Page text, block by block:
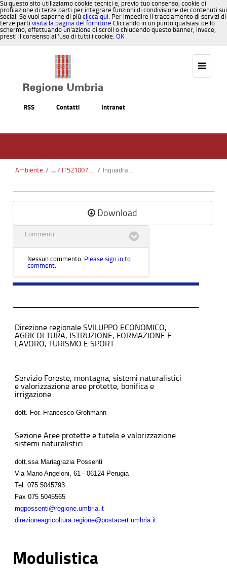
Su questo sito utilizziamo cookie tecnici e, previo tuo consenso, cookie di
profilazione di terze parti per integrare funzioni di condivisione dei contenuti sui
social. Se vuoi saperne di più clicca qui. Per impedire il tracciamento di servizi di
terze parti visita la pagina del fornitore Cliccando in un punto qualsiasi dello
schermo, effettuando un’azione di scroll o chiudendo questo banner, invece,
presti il consenso all’uso di tutti i cookie. OK
RSS Contatti Intranet
Ambiente / IT5210072 - Palude di Colfiorito / InquadramentoGeograficoAmministrativo.pdf
Download
Commenti
Nessun commento. Please sign in to
comment.
Direzione regionale SVILUPPO ECONOMICO,
AGRICOLTURA, ISTRUZIONE, FORMAZIONE E
LAVORO, TURISMO E SPORT
Servizio Foreste, montagna, sistemi naturalistici
e valorizzazione aree protette, bonifica e
irrigazione
dott. For. Francesco Grohmann
Sezione Aree protette e tutela e valorizzazione
sistemi naturalistici
dott.ssa Mariagrazia Possenti
Via Mario Angeloni, 61 - 06124 Perugia
Tel. 075 5045793
Fax 075 5045565
mgpossenti@regione.umbria.it
direzioneagricoltura.regione@postacert.umbria.it
Modulistica